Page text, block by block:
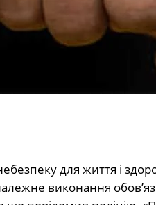
для життя і
виконання